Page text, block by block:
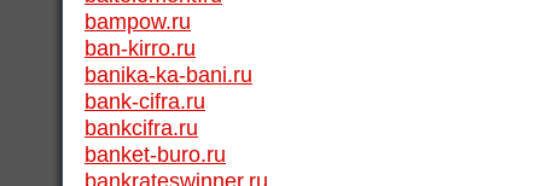
bampow.ru
ban-kirro.ru
banika-ka-bani.ru
bank-cifra.ru
bankcifra.ru
banket-buro.ru
bankrateswinner.ru